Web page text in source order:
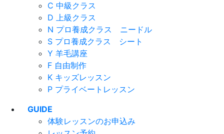
C 中級クラス
D 上級クラス
N プロ養成クラス ニードル
S プロ養成クラス シート
Y 羊毛講座
F 自由制作
K キッズレッスン
P プライベートレッスン
GUIDE
体験レッスンのお申込み